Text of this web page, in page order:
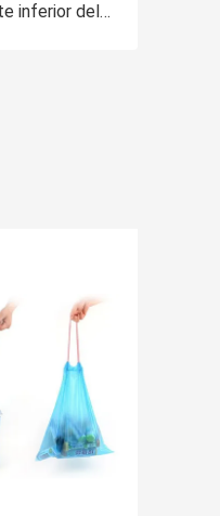
inferior del